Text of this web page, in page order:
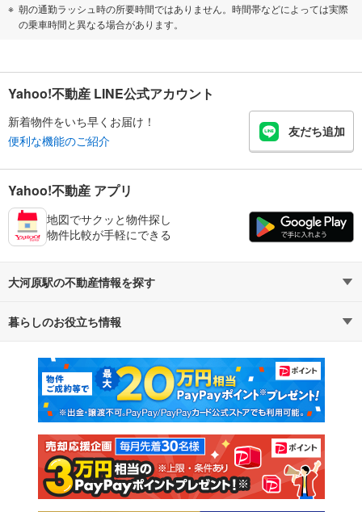
朝の通勤ラッシュ時の所要時間ではありません。時間帯などによっては実際
の乗車時間と異なる場合があります。
Yahoo!不動産 LINE公式アカウント
新着物件をいち早くお届け！
便利な機能のご紹介
友だち追加
Yahoo!不動産 アプリ
地図でサクッと物件探し
物件比較が手軽にできる
大河原駅の不動産情報を探す
不動産・住宅
新築マンション 中古マンション
新築一戸建て 中古一戸建て
注文住宅 土地
売却査定
暮らしのお役立ち情報
マンションカタログ 教えて！住まいの先生